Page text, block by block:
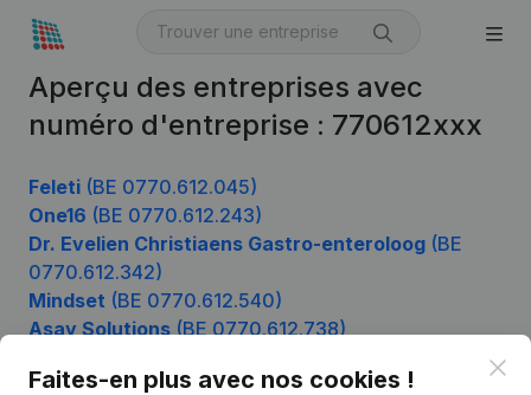
Aperçu des entreprises avec
numéro d'entreprise : 770612xxx
Feleti (BE 0770.612.045)
One16 (BE 0770.612.243)
Dr. Evelien Christiaens Gastro-enteroloog (BE
0770.612.342)
Mindset (BE 0770.612.540)
Asay Solutions(BE 0770.612.738)
Faites-en plus avec nos cookies !